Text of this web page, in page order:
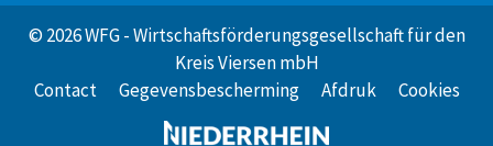
© 2026 WFG - Wirtschaftsförderungsgesellschaft für den
Kreis Viersen mbH
Contact
Gegevensbescherming Afdruk Cookies